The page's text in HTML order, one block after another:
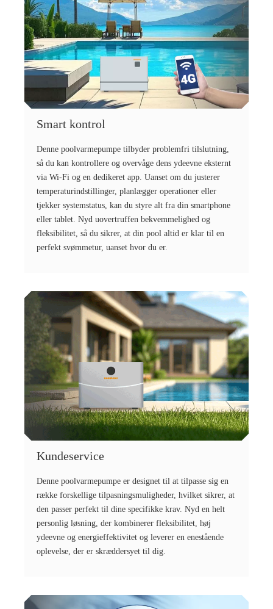
Smart kontrol
Denne poolvarmepumpe tilbyder problemfri tilslutning,
så du kan kontrollere og overvåge dens ydeevne eksternt
via Wi-Fi og en dedikeret app. Uanset om du justerer
temperaturindstillinger, planlægger operationer eller
tjekker systemstatus, kan du styre alt fra din smartphone
eller tablet. Nyd uovertruffen bekvemmelighed og
fleksibilitet, så du sikrer, at din pool altid er klar til en
perfekt svømmetur, uanset hvor du er.
Kundeservice
Denne poolvarmepumpe er designet til at tilpasse sig en
række forskellige tilpasningsmuligheder, hvilket sikrer, at
den passer perfekt til dine specifikke krav. Nyd en helt
personlig løsning, der kombinerer fleksibilitet, høj
ydeevne og energieffektivitet og leverer en enestående
oplevelse, der er skræddersyet til dig.